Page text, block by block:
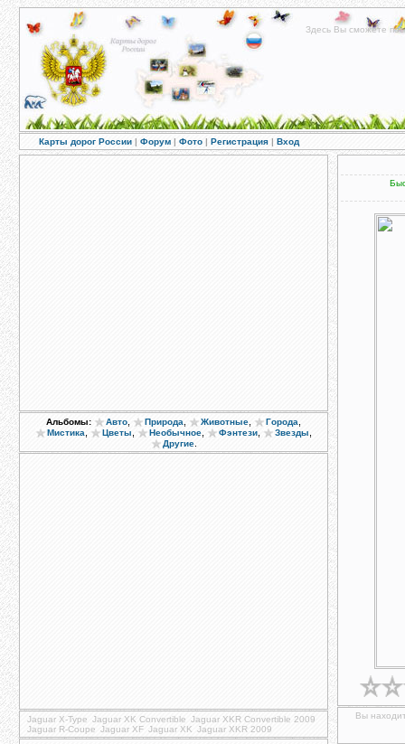
Здесь Вы сможете
Карты дорог России | Форум | Фото | Регистрация | Вход
Альбомы: Авто Природа Животные Города
Мистика Цветы Необычное Фэнтези Звезды
Другие.
Jaguar X-Type Jaguar XK Convertible Jaguar XKR Convertible 2009
Jaguar R-Coupe Jaguar XF Jaguar XK Jaguar XKR 2009
Вы